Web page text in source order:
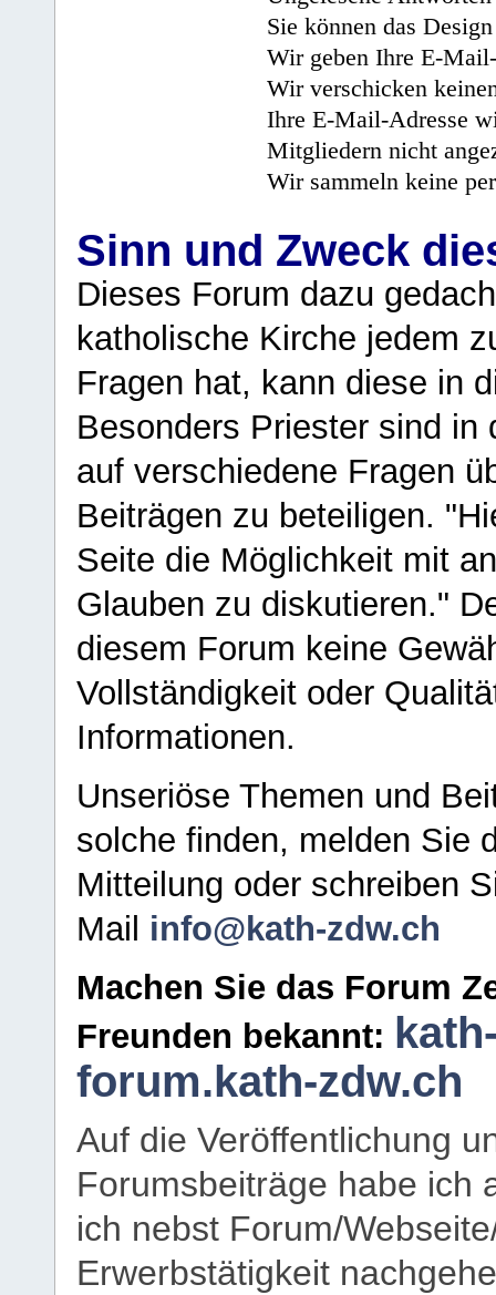
Sie können das
Wir geben Ihre E-
Wir verschicken
Ihre E-Mail-Adresse
Mitgliedern nicht
Wir sammeln keine
Sinn und Zweck
Dieses Forum dazu
katholische Kirche jedem
Fragen hat, kann diese in
Besonders Priester sind in
auf verschiedene Fragen
Beiträgen zu beteiligen.
Seite die Möglichkeit mit
Glauben zu diskutieren."
diesem Forum keine
Vollständigkeit oder
Informationen.
Unseriöse Themen und
solche finden, melden Sie
Mitteilung oder schreiben
Mail info@kath-zdw.ch
Machen Sie das Forum
Freunden bekannt:
forum.kath-zdw.ch
Auf die Veröffentlichung
Forumsbeiträge habe ich
ich nebst Forum/
Erwerbstätigkeit